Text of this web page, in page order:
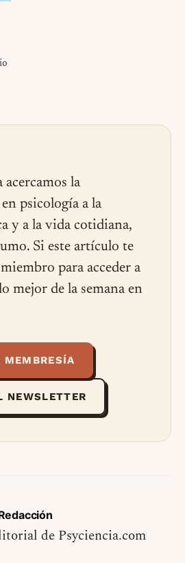
acercamos la
psicología a la
y a la vida cotidiana,
Si este artículo te
para acceder a
mejor de la semana en
MEMBRESÍA
NEWSLETTER
de Psyciencia.com